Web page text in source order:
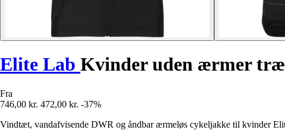
Elite Lab Kvinder uden ærmer
Fra
746,00 kr. 472,00 kr. -37%
Vindtæt, vandafvisende DWR og åndbar ærmeløs cykeljakke til kvinder